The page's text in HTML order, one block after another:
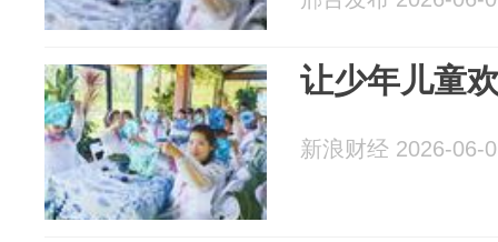
让少年儿童
新浪财经 2026-06-